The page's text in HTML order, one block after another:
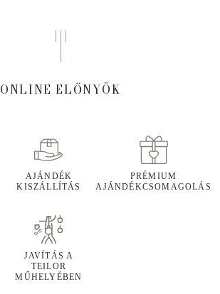
ONLINE ELŐNYÖK
AJÁNDÉK
KISZÁLLÍTÁS
PRÉMIUM
AJÁNDÉKCSOMAGOLÁS
JAVÍTÁS A
TEILOR
MŰHELYÉBEN